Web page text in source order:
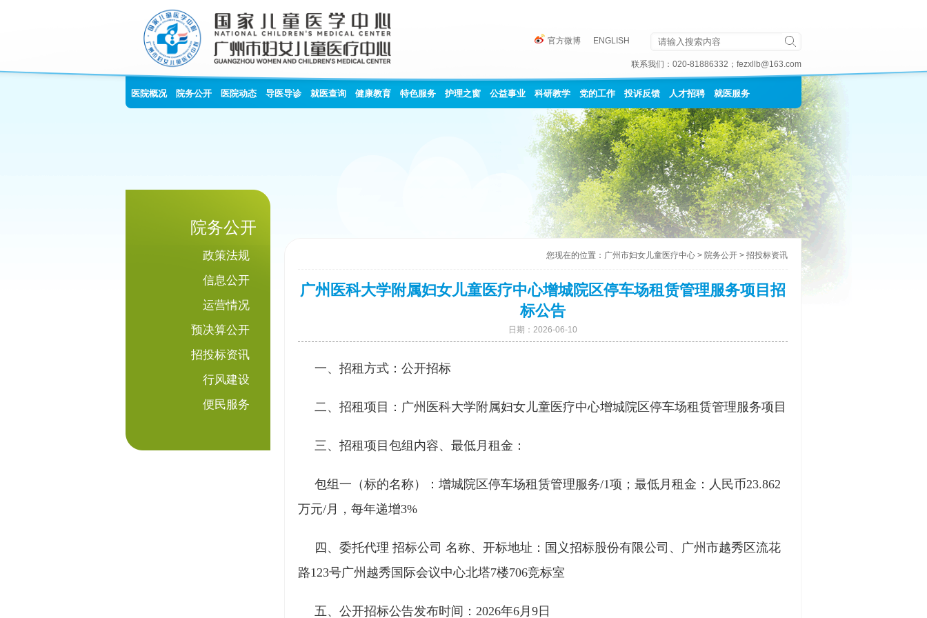
官方微博 ENGLISH
联系我们： 020-81886332 ； fezxllb@163.com
医院概况 院务公开 医院动态 导医导诊 就医查询 健康教育 特色服务 护理之窗 公益事业 科研教学 党的工作 投诉反馈 人才招聘 就医服务
院务公开
政策法规
信息公开
运营情况
预决算公开
招投标资讯
行风建设
便民服务
您现在的位置： 广州市妇女儿童医疗中心 > 院务公开 > 招投标资讯
广州医科大学附属妇女儿童医疗中心增城院区停车场租赁管理服务项目招
标公告
日期： 2026-06-10
一、招租方式：公开招标
二、招租项目：广州医科大学附属妇女儿童医疗中心增城院区停车场租赁管理服务项目
三、招租项目包组内容、最低月租金：
包组一（标的名称）：增城院区停车场租赁管理服务/1项；最低月租金：人民币23.862
万元/月，每年递增3%
四、委托代理 招标公司 名称、开标地址：国义招标股份有限公司、广州市越秀区流花
路123号广州越秀国际会议中心北塔7楼706竞标室
五、公开招标公告发布时间：2026年6月9日